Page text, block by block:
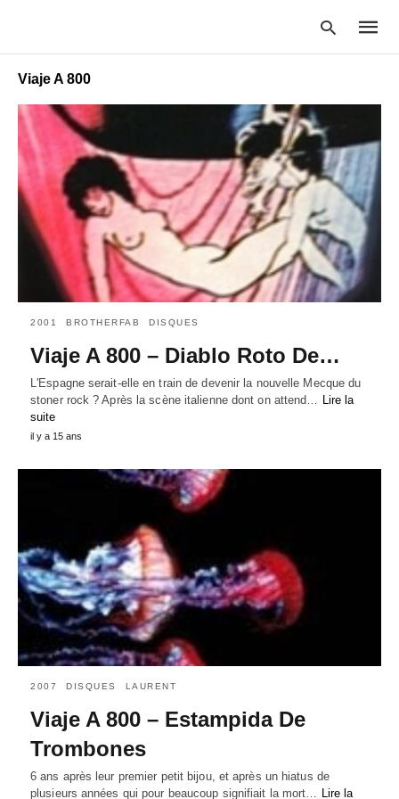
Type
your
search
query
and
hit
enter:
Viaje A 800
2001 BROTHERFAB DISQUES
Viaje A 800 – Diablo Roto De…
L'Espagne serait-elle en train de devenir la nouvelle Mecque du
stoner rock ? Après la scène italienne dont on attend… Lire la
suite
il y a 15 ans
2007 DISQUES LAURENT
Viaje A 800 – Estampida De
Trombones
6 ans après leur premier petit bijou, et après un hiatus de
plusieurs années qui pour beaucoup signifiait la mort… Lire la